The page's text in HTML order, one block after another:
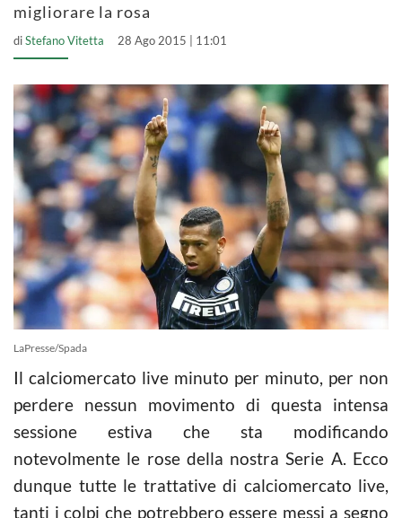
migliorare la rosa
diStefano Vitetta 28 Ago 2015 | 11:01
LaPresse/Spada
Il calciomercato live minuto per minuto, per non
perdere nessun movimento di questa intensa
sessione estiva che sta modificando
notevolmente le rose della nostra Serie A. Ecco
dunque tutte le trattative di calciomercato live,
tanti i colpi che potrebbero essere messi a segno